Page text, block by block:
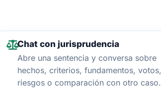
Chat con jurisprudencia
Abre una sentencia y conversa sobre
hechos, criterios, fundamentos, votos,
riesgos o comparación con otro caso.